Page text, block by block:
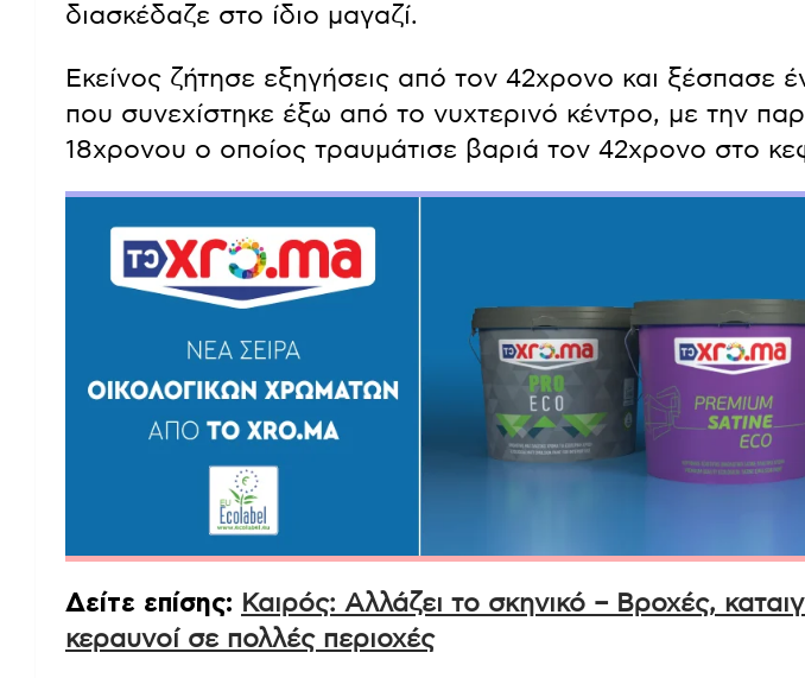
διασκέδαζε στο ίδιο μαγαζί.
Εκείνος ζήτησε εξηγήσεις από τον 42χρονο και ξέσπασε
που συνεχίστηκε έξω από το νυχτερινό κέντρο, με την
18χρονου ο οποίος τραυμάτισε βαριά τον 42χρονο στο